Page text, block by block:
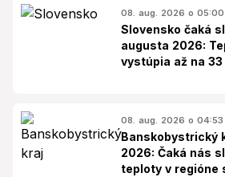
08. aug. 2026 o 05:00
Slovensko čaká
augusta 2026:
vystúpia až na 33
08. aug. 2026 o 04:53
Banskobystrický
2026: Čaká nás
teploty v regióne